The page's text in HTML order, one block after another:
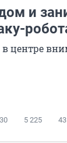
и
в центре
5 225 43